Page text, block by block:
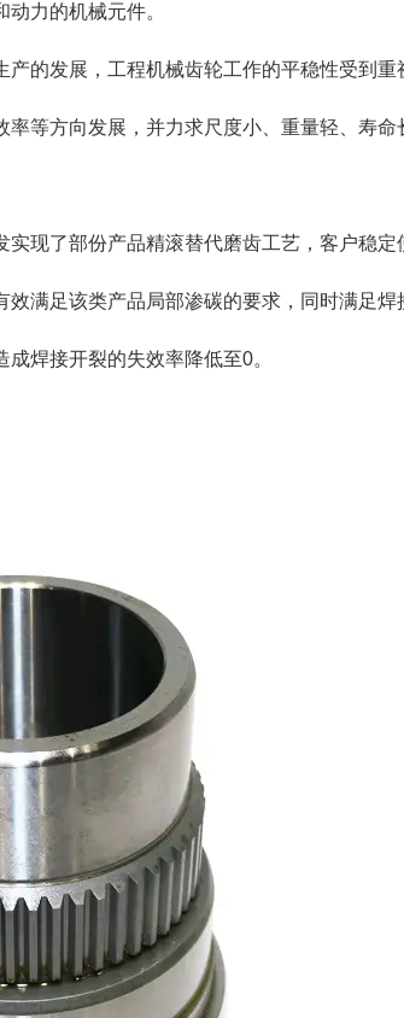
力的机械元件。
的发展，工程机械齿轮工作的平稳性受到重
等方向发展，并力求尺度小、重量轻、寿命
现了部份产品精滚替代磨齿工艺，客户稳定
满足该类产品局部渗碳的要求，同时满足焊
焊接开裂的失效率降低至0。